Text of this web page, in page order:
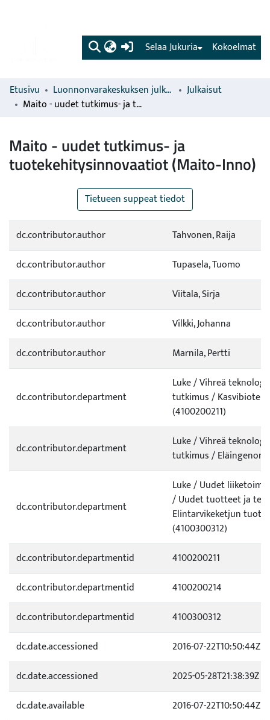
(current) Kokoelmat
Selaa Jukuria
Etusivu Luonnonvarakeskuksen julkaisut
Julkaisut
Maito - uudet tutkimus- ja tuotekehitysinnovaatiot (Maito-Inno)
Maito - uudet tutkimus- ja
tuotekehitysinnovaatiot (Maito-Inno)
Tietueen suppeat tiedot
dc.contributor.author
Tahvonen, Raija
dc.contributor.author
Tupasela, Tuomo
dc.contributor.author
Viitala, Sirja
dc.contributor.author
Vilkki, Johanna
dc.contributor.author
Marnila, Pertti
dc.contributor.department
Luke / Vihreä
tutkimus /
(4100200211)
dc.contributor.department
Luke / Vihreä
tutkimus /
dc.contributor.department
Luke / Uudet
/ Uudet tuotteet ja
Elintarvikeketjun
(4100300312)
dc.contributor.departmentid
4100200211
dc.contributor.departmentid
4100200214
dc.contributor.departmentid
4100300312
dc.date.accessioned
2016-07-22T10:50:44Z
dc.date.accessioned
2025-05-28T21:38:39Z
dc.date.available
2016-07-22T10:50:44Z